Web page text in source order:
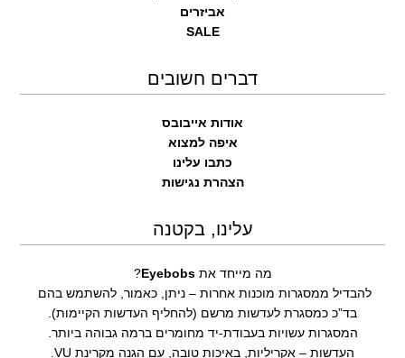
אביזרים
SALE
דברים חשובים
אודות אייבובס
איפה למצוא
כתבו עלינו
הצהרת נגישות
עלינו, בקטנה
מה מייחד אתEyebobs
?
להבדיל ממסגרות מוכנות אחרות – ניתן, כאמור, להשתמש בהם
בד”כ כמסגרת לעדשות מרשם (להחליף העדשות הקיימות).
המסגרות עשויות בעבודת-יד מחומרים ברמה גבוהה ביותר.
העדשות – אקריליות, באיכות טובה, עם הגנה מקרינת VU.